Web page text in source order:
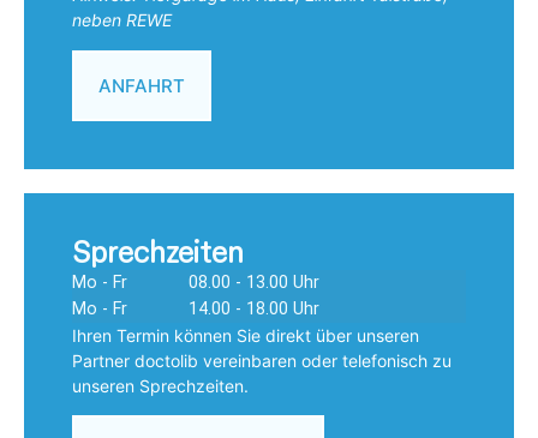
neben REWE
ANFAHRT
Sprechzeiten
Mo - Fr
08.00 - 13.00 Uhr
Mo - Fr
14.00 - 18.00 Uhr
Ihren Termin können Sie direkt über unseren
Partner doctolib vereinbaren oder telefonisch zu
unseren Sprechzeiten.